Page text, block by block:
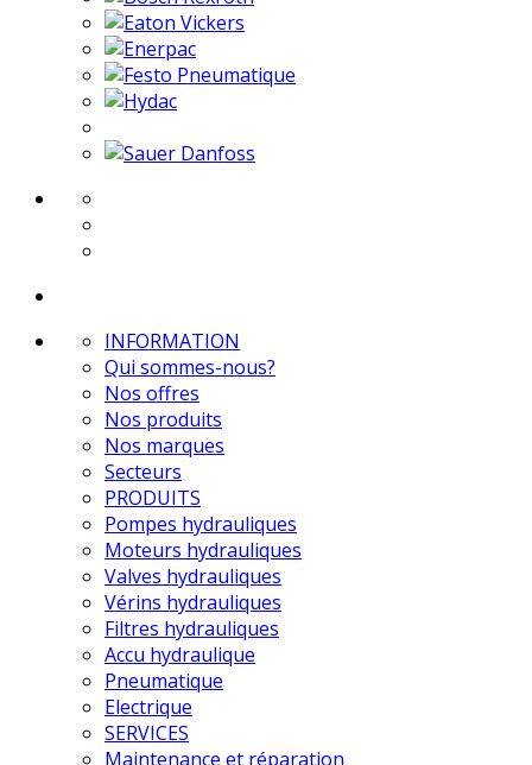
INFORMATION
Qui sommes-nous?
Nos offres
Nos produits
Nos marques
Secteurs
PRODUITS
Pompes hydrauliques
Moteurs hydrauliques
Valves hydrauliques
Vérins hydrauliques
Filtres hydrauliques
Accu hydraulique
Pneumatique
Electrique
SERVICES
Maintenance et réparation